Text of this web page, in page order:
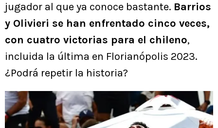
jugador al que ya conoce bastante. Barrios
y Olivieri se han enfrentado cinco veces,
con cuatro victorias para el chileno,
incluida la última en Florianópolis 2023.
¿Podrá repetir la historia?